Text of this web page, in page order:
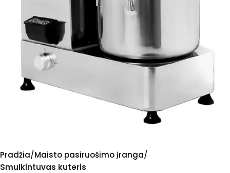
Pradžia Maisto pasiruošimo įranga
Smulkintuvas kuteris